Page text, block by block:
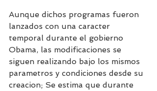
Aunque dichos programas fueron
lanzados con una caracter
temporal durante el gobierno
Obama, las modificaciones se
siguen realizando bajo los mismos
parametros y condiciones desde su
creacion; Se estima que durante